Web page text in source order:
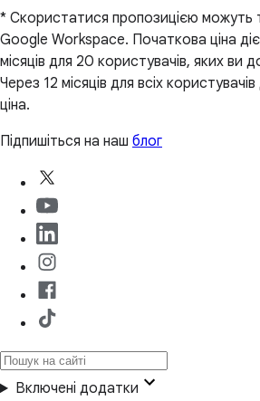
* Скористатися пропозицією можуть
Google Workspace. Початкова ціна
місяців для 20 користувачів, яких ви
Через 12 місяців для всіх
ціна.
Підпишіться на наш блог
Включені додатки